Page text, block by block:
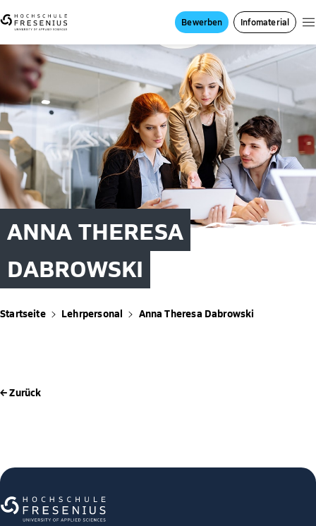
Bewerben Infomaterial
ANNA THERESA
DABROWSKI
Startseite Lehrpersonal Anna Theresa Dabrowski
← Zurück